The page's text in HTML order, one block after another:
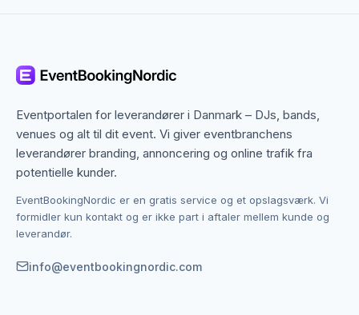
firmafester og jubilæumsfester. En professionel
den traditionelle underholdning.
moderne dans til kabaretnumre og tematiserede
shows, der matcher eventets tema og dresscode.
Dansere til bryllup
Danseoptrædener er et smukt og mindeværdigt
indslag til bryllupper. En solist eller et par dansere kan
optakt til brudevalsen, der sætter en magisk ramme
Eventportalen for leverandører i Danmark – DJs, bands,
venues og alt til dit event. Vi giver eventbranchens
leverandører branding, annoncering og online trafik fra
potentielle kunder.
EventBookingNordic er en gratis service og et opslagsværk. Vi
formidler kun kontakt og er ikke part i aftaler mellem kunde og
leverandør.
info@eventbookingnordic.com